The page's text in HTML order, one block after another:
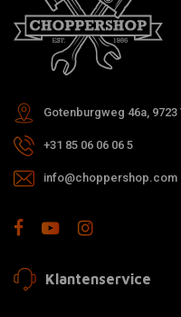
Gotenburgweg 46a,
+31 85 06 06 06 5
info@choppershop.com
Klantenservice